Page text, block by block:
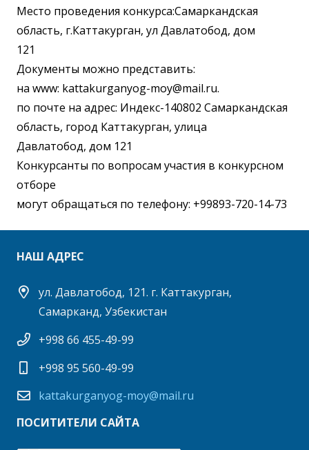
Место проведения конкурса:Самаркандская
область, г.Каттакурган, ул Давлатобод, дом
121
Документы можно представить:
на www: kattakurganyog-moy@mail.ru.
по почте на адрес: Индекс-140802 Самаркандская
область, город Каттакурган, улица
Давлатобод, дом 121
Конкурсанты по вопросам участия в конкурсном
отборе
могут обращаться по телефону: +99893-720-14-73
НАШ АДРЕС
ул. Давлатобод, 121. г. Каттакурган,
Самарканд, Узбекистан
+998 66 455-49-99
+998 95 560-49-99
kattakurganyog-moy@mail.ru
ПОСИТИТЕЛИ САЙТА